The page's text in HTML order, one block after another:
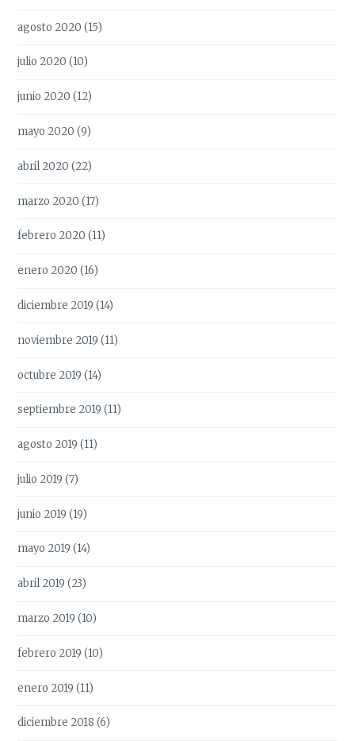
agosto 2020 (15)
julio 2020 (10)
junio 2020 (12)
mayo 2020 (9)
abril 2020 (22)
marzo 2020 (17)
febrero 2020 (11)
enero 2020 (16)
diciembre 2019 (14)
noviembre 2019 (11)
octubre 2019 (14)
septiembre 2019 (11)
agosto 2019 (11)
julio 2019 (7)
junio 2019 (19)
mayo 2019 (14)
abril 2019 (23)
marzo 2019 (10)
febrero 2019 (10)
enero 2019 (11)
diciembre 2018 (6)